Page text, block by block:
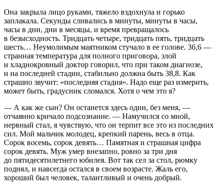
Она закрыла лицо руками, тяжело вздохнула и горько
заплакала. Секунды сливались в минуты, минуты в часы,
часы в дни, дни в месяцы, и время превращалось
в безысходность. Тридцать четыре, тридцать пять, тридцать
шесть… Неумолимым маятником стучало в ее голове. 36,6 —
странная температура для полного приговора, злой
и хладнокровный доктор говорил, что при таком диагнозе,
и на последней стадии, стабильно должна быть 38,8. Как
страшно звучит: «последняя стадия». Надо еще раз измерить,
может быть, градусник сломался. Хотя о чем это я?
— А как же сын? Он останется здесь один, без меня, —
отчаянно кричало подсознание. — Намучился со мной,
нервный стал, я чувствую, что он терпит все это из последних
сил. Мой мальчик молодец, крепкий парень, весь в отца.
Сорок восемь, сорок девять… Памятная и страшная цифра
сорок девять. Муж умер внезапно, ровно за три дня
до пятидесятилетнего юбилея. Вот так сел за стол, рюмку
поднял, и навсегда остался в своем возрасте. Жаль его,
хороший был человек, талантливый и очень добрый.